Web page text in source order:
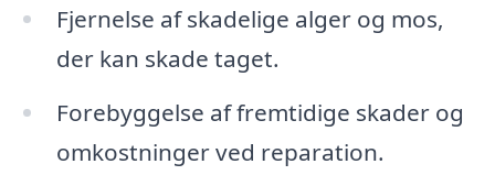
Fjernelse af skadelige alger og mos,
der kan skade taget.
Forebyggelse af fremtidige skader og
omkostninger ved reparation.